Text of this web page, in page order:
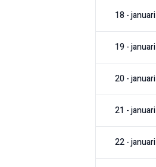
18-januari
19-januari
20-januari
21 -januari
22-januari